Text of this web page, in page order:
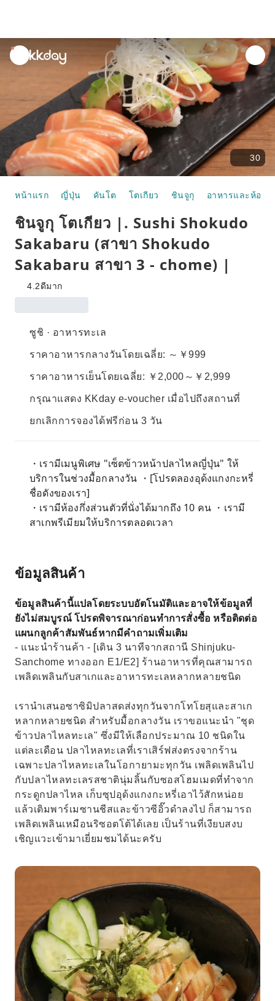
unread
notifications
30
หน้าแรก ญี่ปุ่น คันโต โตเกียว ชินจูกุ อาหารและห้องอ
ชินจูกุ โตเกียว |. Sushi Shokudo
Sakabaru (สาขา Shokudo
Sakabaru สาขา 3 - chome) |
4.2ดีมาก
ซูชิ · อาหารทะเล
ราคาอาหารกลางวันโดยเฉลี่ย: ～￥999
ราคาอาหารเย็นโดยเฉลี่ย: ￥2,000～￥2,999
กรุณาแสดง KKday e-voucher เมื่อไปถึงสถานที่
ยกเลิกการจองได้ฟรีก่อน 3 วัน
・เรามีเมนูพิเศษ "เซ็ตข้าวหน้าปลาไหลญี่ปุ่น" ให้
บริการในช่วงมื้อกลางวัน ・[โปรดลองอุด้งแกงกะหรี่
ชื่อดังของเรา]
・เรามีห้องกึ่งส่วนตัวที่นั่งได้มากถึง 10 คน ・เรามี
สาเกพรีเมียมให้บริการตลอดเวลา
ข้อมูลสินค้า
ข้อมูลสินค้านี้แปลโดยระบบอัตโนมัติและอาจให้ข้อมูลที่
ยังไม่สมบูรณ์ โปรดพิจารณาก่อนทำการสั่งซื้อ หรือติดต่อ
แผนกลูกค้าสัมพันธ์หากมีคำถามเพิ่มเติม
- แนะนำร้านค้า - [เดิน 3 นาทีจากสถานี Shinjuku-
Sanchome ทางออก E1/E2] ร้านอาหารที่คุณสามารถ
เพลิดเพลินกับสาเกและอาหารทะเลหลากหลายชนิด
เรานำเสนอซาซิมิปลาสดส่งทุกวันจากโทโยสุและสาเก
หลากหลายชนิด สำหรับมื้อกลางวัน เราขอแนะนำ "ชุด
ข้าวปลาไหลทะเล" ซึ่งมีให้เลือกประมาณ 10 ชนิดใน
แต่ละเดือน ปลาไหลทะเลที่เราเสิร์ฟส่งตรงจากร้าน
เฉพาะปลาไหลทะเลในโอกายามะทุกวัน เพลิดเพลินไป
กับปลาไหลทะเลรสชาตินุ่มลิ้นกับซอสโฮมเมดที่ทำจาก
กระดูกปลาไหล เก็บซุปอุด้งแกงกะหรี่เอาไว้สักหน่อย
แล้วเติมพาร์เมซานชีสและข้าวซีอิ๊วดำลงไป ก็สามารถ
เพลิดเพลินเหมือนริซอตโต้ได้เลย เป็นร้านที่เงียบสงบ
เชิญแวะเข้ามาเยี่ยมชมได้นะครับ